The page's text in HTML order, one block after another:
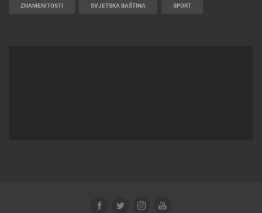
ZNAMENITOSTI SVJETSKA BAŠTINA SPORT